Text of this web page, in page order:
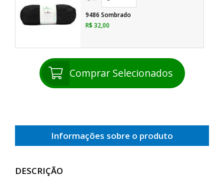
9486 Sombrado
R$ 32,00
Comprar Selecionados
Informações sobre o produto
DESCRIÇÃO